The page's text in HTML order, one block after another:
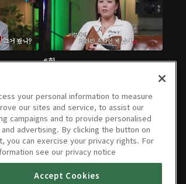
6회
your personal information to measure
our sites and service, to assist our
campaigns and to provide personalised
advertising. By clicking the button on
you can exercise your privacy rights. For
see our privacy notice
Accept Cookies